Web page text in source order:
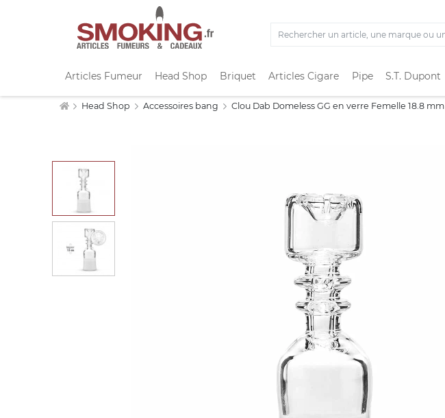
Articles Fumeur Head Shop Briquet Articles Cigare Pipe S.T. Dupont
Head Shop Accessoires bang Clou Dab Domeless GG en verre Femelle 18.8 mm